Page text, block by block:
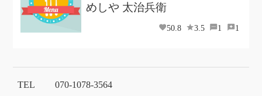
めしや 太治兵衛
50.8 3.5 1 1
TEL 070-1078-3564